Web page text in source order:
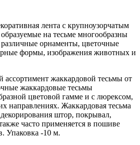
лента с крупноузорчатым
на тесьме многообразны
орнаменты, цветочные
формы, изображения животных и
жаккардовой тесьмы от
жаккардовые тесьмы
цветовой гамме и с люрексом,
направлениях. Жаккардовая тесьма
штор, покрывал,
часто применяется в пошиве
Упаковка -10 м.